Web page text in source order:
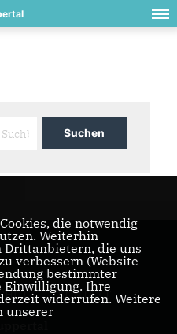
KONTAKT
die notwendig
Weiterhin
Drittanbietern, die uns
verbessern (Website-
bestimmter
Einwilligung. Ihre
widerrufen. Weitere
unserer